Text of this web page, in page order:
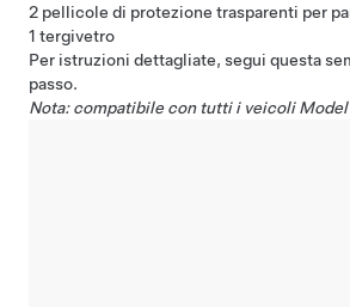
2 pellicole di protezione trasparenti per
1 tergivetro
Per istruzioni dettagliate, segui questa
passo.
Nota: compatibile con tutti i veicoli Model